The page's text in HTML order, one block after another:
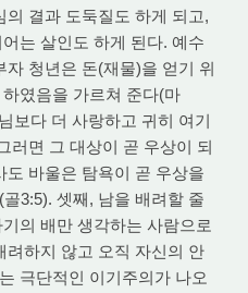
의 결과 도둑질도 하게 되고,
는 살인도 하게 된다. 예수
자 청년은 돈(재물)을 얻기 위
였음을 가르쳐 준다(마
보다 더 사랑하고 귀히 여기
러면 그 대상이 곧 우상이 되
도 바울은 탐욕이 곧 우상을
3:5). 셋째, 남을 배려할 줄
의 배만 생각하는 사람으로
려하지 않고 오직 자신의 안
극단적인 이기주의가 나오